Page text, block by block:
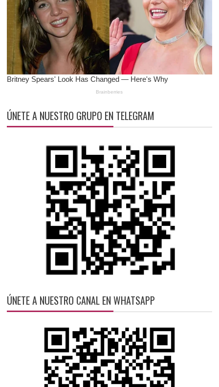
ÚNETE A NUESTRO GRUPO EN TELEGRAM
ÚNETE A NUESTRO CANAL EN WHATSAPP